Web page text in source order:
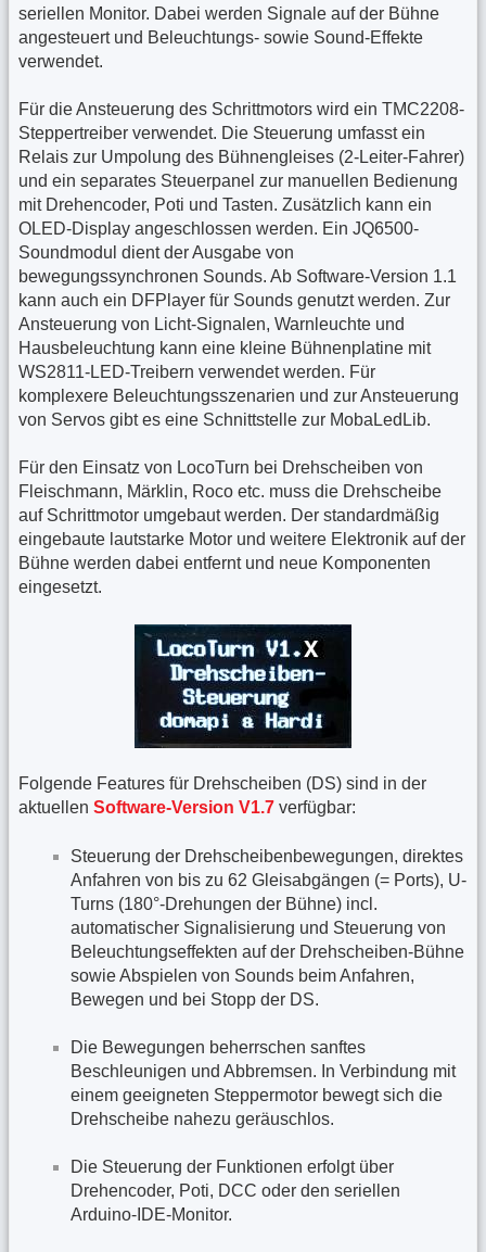
seriellen Monitor. Dabei werden Signale auf der Bühne
angesteuert und Beleuchtungs- sowie Sound-Effekte
verwendet.
Für die Ansteuerung des Schrittmotors wird ein TMC2208-
Steppertreiber verwendet. Die Steuerung umfasst ein
Relais zur Umpolung des Bühnengleises (2-Leiter-Fahrer)
und ein separates Steuerpanel zur manuellen Bedienung
mit Drehencoder, Poti und Tasten. Zusätzlich kann ein
OLED-Display angeschlossen werden. Ein JQ6500-
Soundmodul dient der Ausgabe von
bewegungssynchronen Sounds. Ab Software-Version 1.1
kann auch ein DFPlayer für Sounds genutzt werden. Zur
Ansteuerung von Licht-Signalen, Warnleuchte und
Hausbeleuchtung kann eine kleine Bühnenplatine mit
WS2811-LED-Treibern verwendet werden. Für
komplexere Beleuchtungsszenarien und zur Ansteuerung
von Servos gibt es eine Schnittstelle zur MobaLedLib.
Für den Einsatz von LocoTurn bei Drehscheiben von
Fleischmann, Märklin, Roco etc. muss die Drehscheibe
auf Schrittmotor umgebaut werden. Der standardmäßig
eingebaute lautstarke Motor und weitere Elektronik auf der
Bühne werden dabei entfernt und neue Komponenten
eingesetzt.
Folgende Features für Drehscheiben (DS) sind in der
aktuellen Software-Version V1.7 verfügbar:
Steuerung der Drehscheibenbewegungen, direktes
Anfahren von bis zu 62 Gleisabgängen (= Ports), U-
Turns (180°-Drehungen der Bühne) incl.
automatischer Signalisierung und Steuerung von
Beleuchtungseffekten auf der Drehscheiben-Bühne
sowie Abspielen von Sounds beim Anfahren,
Bewegen und bei Stopp der DS.
Die Bewegungen beherrschen sanftes
Beschleunigen und Abbremsen. In Verbindung mit
einem geeigneten Steppermotor bewegt sich die
Drehscheibe nahezu geräuschlos.
Die Steuerung der Funktionen erfolgt über
Drehencoder, Poti, DCC oder den seriellen
Arduino-IDE-Monitor.